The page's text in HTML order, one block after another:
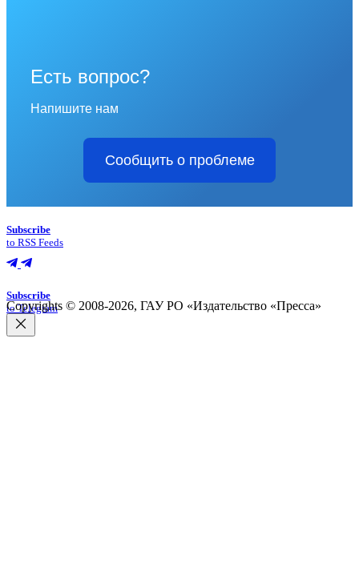
Есть вопрос?
Напишите нам
Сообщить о проблеме
Subscribe
to RSS Feeds
Subscribe
to Telegram
Copyrights © 2008-2026, ГАУ РО «Издательство «Пресса»